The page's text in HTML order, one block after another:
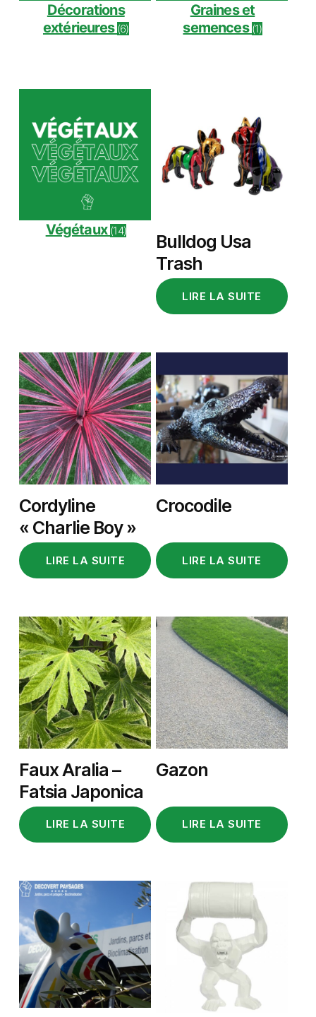
Décorations
extérieures(6)
Graines et
semences (1)
Végétaux (14)
Bulldog Usa
Trash
LIRE LA SUITE
Cordyline
« Charlie Boy »
LIRE LA SUITE
Crocodile
LIRE LA SUITE
Faux Aralia –
Fatsia Japonica
LIRE LA SUITE
Gazon
LIRE LA SUITE